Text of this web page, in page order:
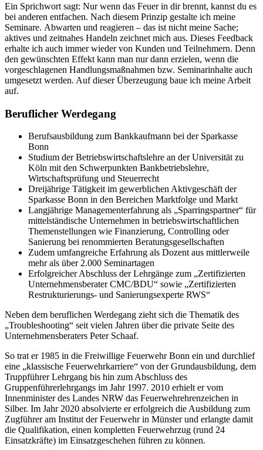
Ein Sprichwort sagt: Nur wenn das Feuer in dir brennt, kannst du es
bei anderen entfachen. Nach diesem Prinzip gestalte ich meine
Seminare. Abwarten und reagieren – das ist nicht meine Sache;
aktives und zeitnahes Handeln zeichnet mich aus. Dieses Feedback
erhalte ich auch immer wieder von Kunden und Teilnehmern. Denn
den gewünschten Effekt kann man nur dann erzielen, wenn die
vorgeschlagenen Handlungsmaßnahmen bzw. Seminarinhalte auch
umgesetzt werden. Auf dieser Überzeugung baue ich meine Arbeit
auf.
Beruflicher Werdegang
Berufsausbildung zum Bankkaufmann bei der Sparkasse
Bonn
Studium der Betriebswirtschaftslehre an der Universität zu
Köln mit den Schwerpunkten Bankbetriebslehre,
Wirtschaftsprüfung und Steuerrecht
Dreijährige Tätigkeit im gewerblichen Aktivgeschäft der
Sparkasse Bonn in den Bereichen Marktfolge und Markt
Langjährige Managementerfahrung als „Sparringspartner“ für
mittelständische Unternehmen in betriebswirtschaftlichen
Themenstellungen wie Finanzierung, Controlling oder
Sanierung bei renommierten Beratungsgesellschaften
Zudem umfangreiche Erfahrung als Dozent aus mittlerweile
mehr als über 2.000 Seminartagen
Erfolgreicher Abschluss der Lehrgänge zum „Zertifizierten
Unternehmensberater CMC/BDU“ sowie „Zertifizierten
Restrukturierungs- und Sanierungsexperte RWS“
Neben dem beruflichen Werdegang zieht sich die Thematik des
„Troubleshooting“ seit vielen Jahren über die private Seite des
Unternehmensberaters Peter Schaaf.
So trat er 1985 in die Freiwillige Feuerwehr Bonn ein und durchlief
eine „klassische Feuerwehrkarriere“ von der Grundausbildung, dem
Truppführer Lehrgang bis hin zum Abschluss des
Gruppenführerlehrgangs im Jahr 1997. 2010 erhielt er vom
Innenminister des Landes NRW das Feuerwehrehrenzeichen in
Silber. Im Jahr 2020 absolvierte er erfolgreich die Ausbildung zum
Zugführer am Institut der Feuerwehr in Münster und erlangte damit
die Qualifikation, einen kompletten Feuerwehrzug (rund 24
Einsatzkräfte) im Einsatzgeschehen führen zu können.